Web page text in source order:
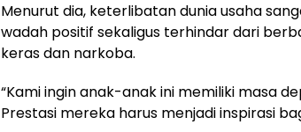
Menurut dia, keterlibatan dunia usaha
wadah positif sekaligus terhindar dari
keras dan narkoba.
“Kami ingin anak-anak ini memiliki masa
Prestasi mereka harus menjadi inspirasi